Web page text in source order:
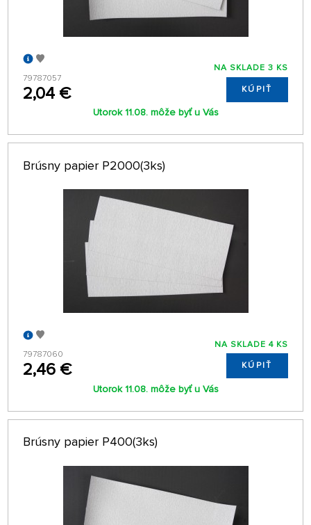
79787057
2,04 €
NA SKLADE 3 KS
KÚPIŤ
Utorok 11.08. môže byť u Vás
Brúsny papier P2000(3ks)
79787060
2,46 €
NA SKLADE 4 KS
KÚPIŤ
Utorok 11.08. môže byť u Vás
Brúsny papier P400(3ks)